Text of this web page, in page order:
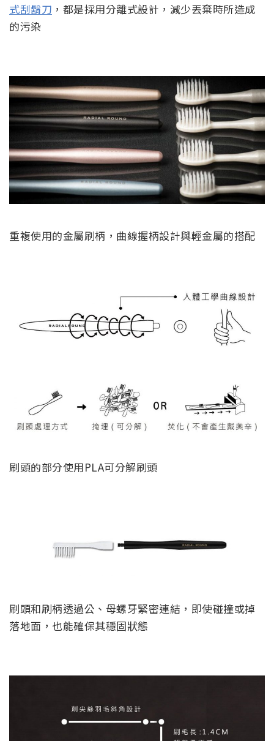
式刮鬍刀 ，都是採用分離式設計，減少丟棄時所造成
的污染
重複使用的金屬刷柄，曲線握柄設計與輕金屬的搭配
刷頭的部分使用PLA可分解刷頭
刷頭和刷柄透過公、母螺牙緊密連結，即使碰撞或掉
落地面，也能確保其穩固狀態